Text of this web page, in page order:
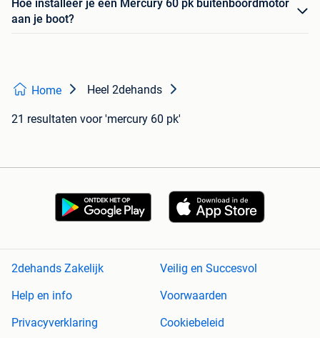
Hoe installeer je een Mercury 60 pk buitenboordmotor
aan je boot?
Home Heel 2dehands
21 resultaten voor 'mercury 60 pk'
2dehands Zakelijk
Veilig en Succesvol
Help en info
Voorwaarden
Privacyverklaring
Cookiebeleid